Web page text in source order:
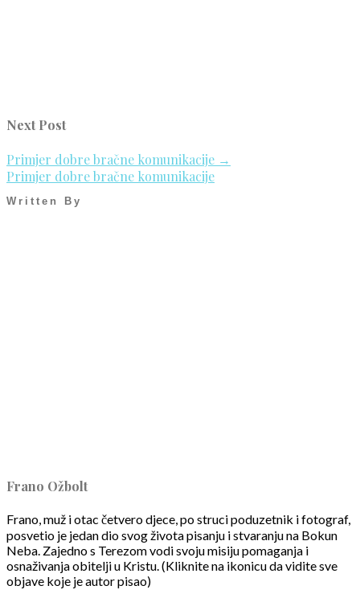
Next Post
Primjer dobre bračne komunikacije →
Primjer dobre bračne komunikacije
Written By
Frano Ožbolt
Frano, muž i otac četvero djece, po struci poduzetnik i fotograf,
posvetio je jedan dio svog života pisanju i stvaranju na Bokun
Neba. Zajedno s Terezom vodi svoju misiju pomaganja i
osnaživanja obitelji u Kristu. (Kliknite na ikonicu da vidite sve
objave koje je autor pisao)